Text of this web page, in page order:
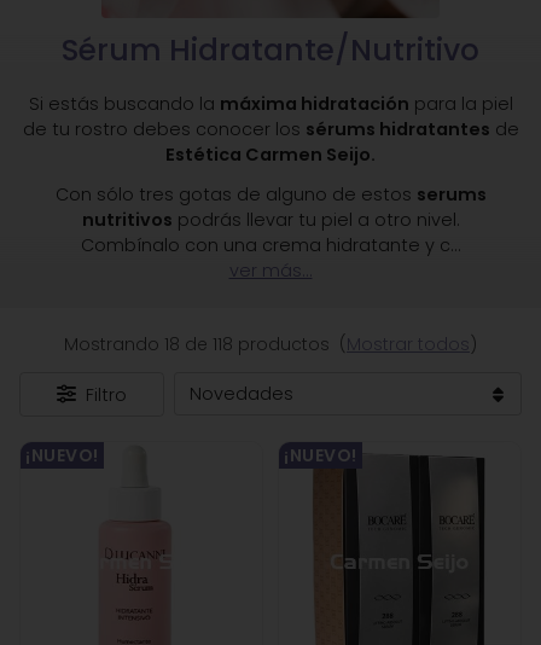
Sérum Hidratante/Nutritivo
Si estás buscando la máxima hidratación para la piel
de tu rostro debes conocer los sérums hidratantes de
Estética Carmen Seijo.
Con sólo tres gotas de alguno de estos serums
nutritivos podrás llevar tu piel a otro nivel.
Combínalo con una crema hidratante y c...
ver más...
Mostrando 18 de 118 productos (Mostrar todos )
Filtro
¡NUEVO! ¡NUEVO!